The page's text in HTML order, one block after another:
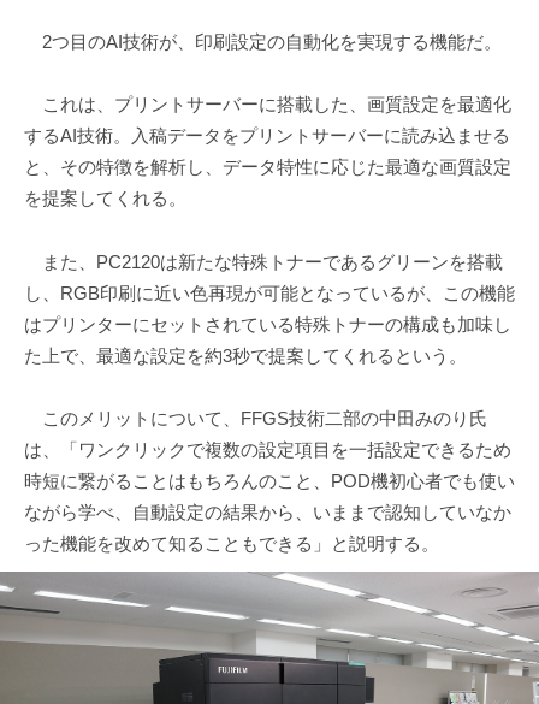
2つ目のAI技術が、印刷設定の自動化を実現する機能だ。
これは、プリントサーバーに搭載した、画質設定を最適化
するAI技術。入稿データをプリントサーバーに読み込ませる
と、その特徴を解析し、データ特性に応じた最適な画質設定
を提案してくれる。
また、PC2120は新たな特殊トナーであるグリーンを搭載
し、RGB印刷に近い色再現が可能となっているが、この機能
はプリンターにセットされている特殊トナーの構成も加味し
た上で、最適な設定を約3秒で提案してくれるという。
このメリットについて、FFGS技術二部の中田みのり氏
は、「ワンクリックで複数の設定項目を一括設定できるため
時短に繋がることはもちろんのこと、POD機初心者でも使い
ながら学べ、自動設定の結果から、いままで認知していなか
った機能を改めて知ることもできる」と説明する。